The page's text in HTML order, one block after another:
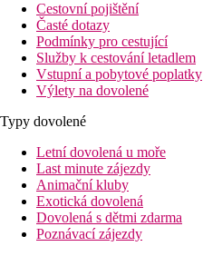
Cestovní pojištění
Časté dotazy
Podmínky pro cestující
Služby k cestování letadlem
Vstupní a pobytové poplatky
Výlety na dovolené
Typy dovolené
Letní dovolená u moře
Last minute zájezdy
Animační kluby
Exotická dovolená
Dovolená s dětmi zdarma
Poznávací zájezdy